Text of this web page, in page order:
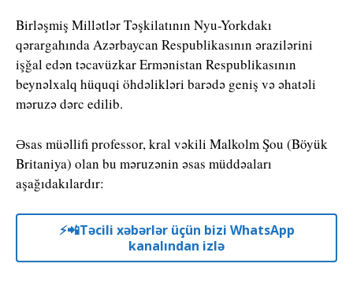
Birləşmiş Millətlər Təşkilatının Nyu-Yorkdakı
qərargahında Azərbaycan Respublikasının ərazilərini
işğal edən təcavüzkar Ermənistan Respublikasının
beynəlxalq hüquqi öhdəlikləri barədə geniş və əhatəli
məruzə dərc edilib.
Əsas müəllifi professor, kral vəkili Malkolm Şou (Böyük
Britaniya) olan bu məruzənin əsas müddəaları
aşağıdakılardır:
⚡️📲Təcili xəbərlər üçün bizi WhatsApp
kanalından izlə